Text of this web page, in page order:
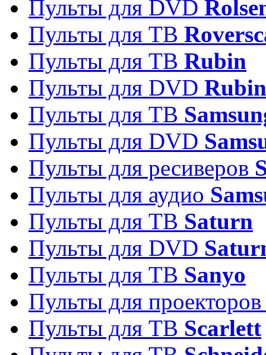
Пульты для DVD
Пульты для ТВ
Пульты для ТВ Rubin
Пульты для DVD Rubin
Пульты для ТВ
Пульты для DVD
Пульты для ресиверов
Пульты для аудио
Пульты для ТВ Saturn
Пульты для DVD
Пульты для ТВ Sanyo
Пульты для
Пульты для ТВ Scarlett